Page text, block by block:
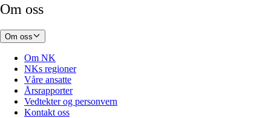
Om oss
Om oss
Om NK
NKs regioner
Våre ansatte
Årsrapporter
Vedtekter og personvern
Kontakt oss